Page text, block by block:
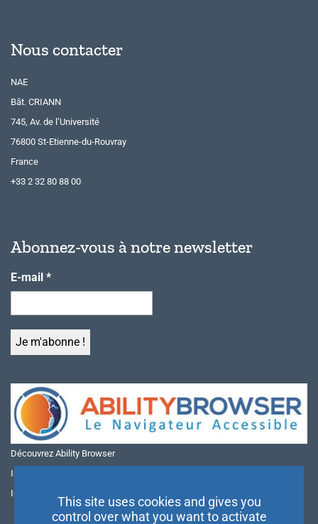
Nous contacter
NAE
Bât. CRIANN
745, Av. de l’Université
76800 St-Etienne-du-Rouvray
France
+33 2 32 80 88 00
Abonnez-vous à notre newsletter
E-mail *
Découvrez Ability Browser
Installer Ability Browser sur Windows
Installer Ability Browser sur Mac
This site uses cookies and gives you
control over what you want to activate